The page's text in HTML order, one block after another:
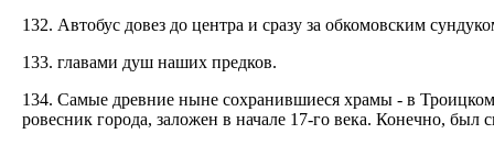
132. Автобус довез до центра и сразу за обкомовским
133. главами душ наших предков.
134. Самые древние ныне сохранившиеся храмы - в
ровесник города, заложен в начале 17-го века. Конечно,